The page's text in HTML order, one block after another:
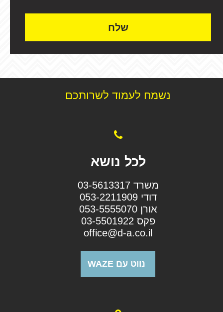
שלח
נשמח לעמוד לשרותכם
לכל נושא
משרד 03-5613317
דודי 053-2211909
אורן 053-5555070
פקס 03-5501922
office@d-a.co.il
נווט עם WAZE